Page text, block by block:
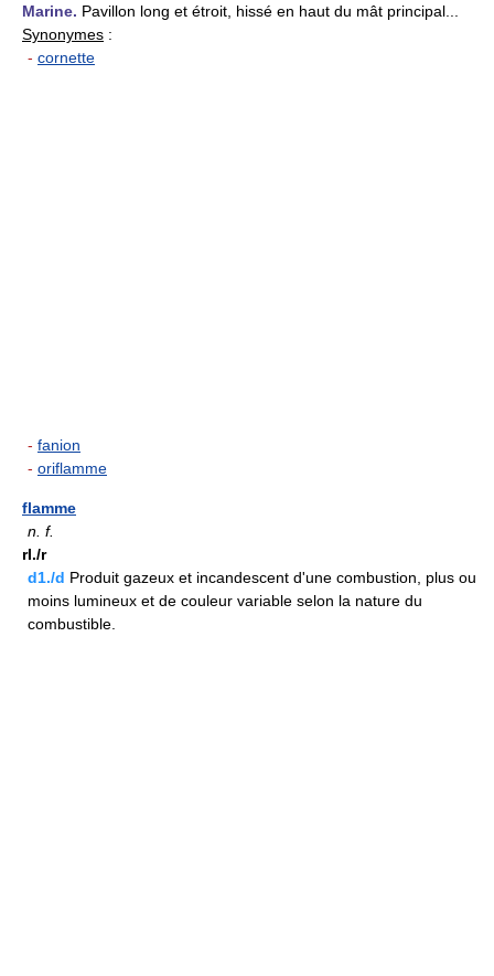
Marine. Pavillon long et étroit, hissé en haut du mât principal...
Synonymes :
- cornette
- fanion
- oriflamme
flamme
n. f.
rI./r
d1./d Produit gazeux et incandescent d'une combustion, plus ou
moins lumineux et de couleur variable selon la nature du
combustible.